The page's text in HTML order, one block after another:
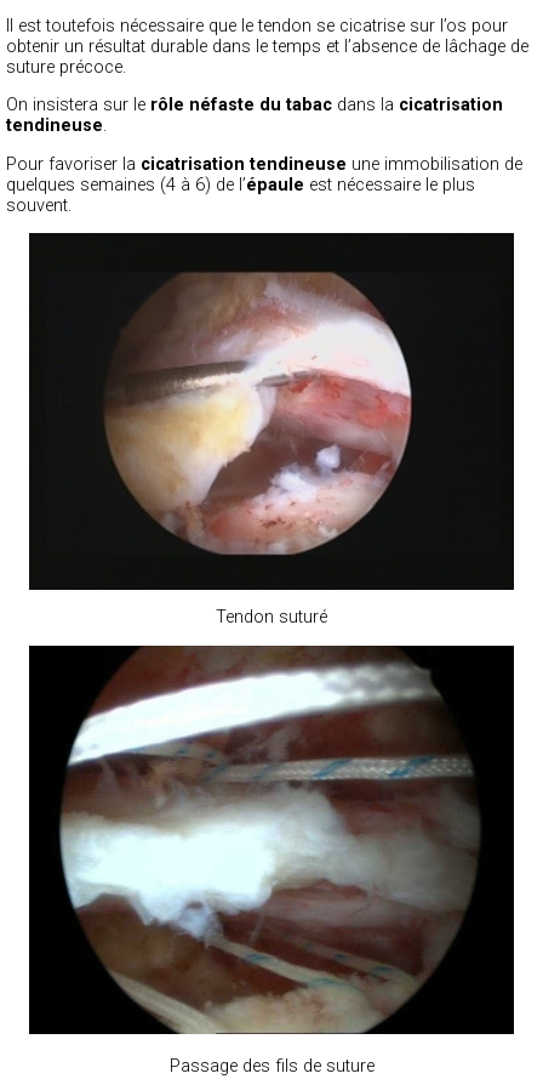
Il est toutefois nécessaire que le tendon se cicatrise sur l’os pour
obtenir un résultat durable dans le temps et l’absence de lâchage de
suture précoce.
On insistera sur le rôle néfaste du tabac dans la cicatrisation
tendineuse.
Pour favoriser la cicatrisation tendineuse une immobilisation de
quelques semaines (4 à 6) de l’épaule est nécessaire le plus
souvent.
Tendon suturé
Passage des fils de suture